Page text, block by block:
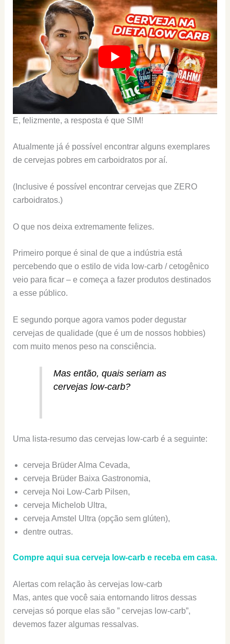
E, felizmente, a resposta é que SIM!
Atualmente já é possível encontrar alguns exemplares
de cervejas pobres em carboidratos por aí.
(Inclusive é possível encontrar cervejas que ZERO
carboidratos.)
O que nos deixa extremamente felizes.
Primeiro porque é sinal de que a indústria está
percebendo que o estilo de vida low-carb / cetogênico
veio para ficar – e começa a fazer produtos destinados
a esse público.
E segundo porque agora vamos poder degustar
cervejas de qualidade (que é um de nossos hobbies)
com muito menos peso na consciência.
Mas então, quais seriam as
cervejas low-carb?
Uma lista-resumo das cervejas low-carb é a seguinte:
cerveja Brüder Alma Cevada,
cerveja Brüder Baixa Gastronomia,
cerveja Noi Low-Carb Pilsen,
cerveja Michelob Ultra,
cerveja Amstel Ultra (opção sem glúten),
dentre outras.
Compre aqui sua cerveja low-carb e receba em casa.
Alertas com relação às cervejas low-carb
Mas, antes que você saia entornando litros dessas
cervejas só porque elas são ” cervejas low-carb”,
devemos fazer algumas ressalvas.